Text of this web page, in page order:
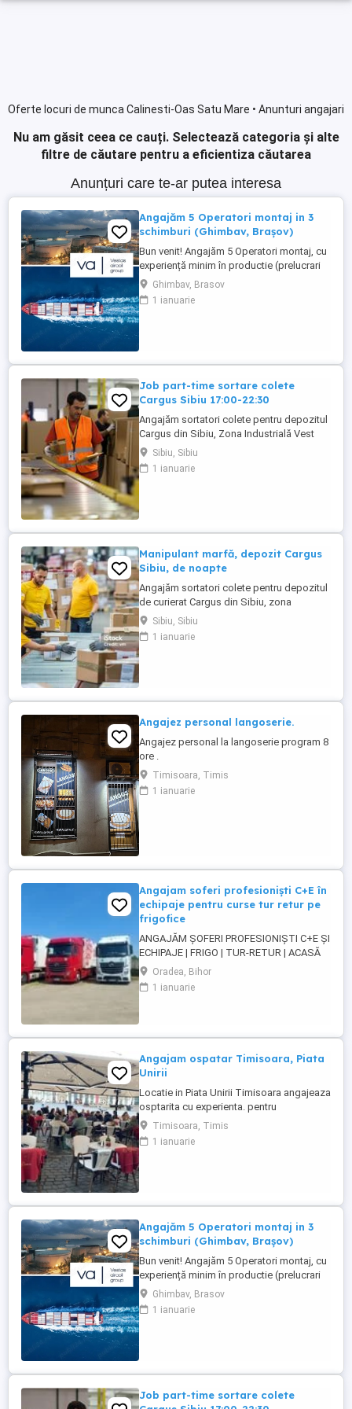
Oferte locuri de munca Calinesti-Oas Satu Mare • Anunturi angajari
Nu am găsit ceea ce cauți. Selectează categoria și alte
filtre de căutare pentru a eficientiza căutarea
Anunțuri care te-ar putea interesa
Angajăm 5 Operatori montaj in 3
schimburi (Ghimbav, Brașov)
Bun venit! Angajăm 5 Operatori montaj, cu
experiență minim în productie (prelucrari
prin aschiere). Căutăm persoane serioase,
dornice să învețe și să muncească, se va
oferi instruire la locul de muncă. Program:
Ghimbav, Brasov
1 ianuarie
Job part-time sortare colete
Cargus Sibiu 17:00-22:30
Angajăm sortatori colete pentru depozitul
Cargus din Sibiu, Zona Industrială Vest
(zona aeroportului). Sunt eligibile pentru
post doar persoanele care mai au un
contract de muncă activ sau sunt elevi
Sibiu, Sibiu
1 ianuarie
Manipulant marfă, depozit Cargus
Sibiu, de noapte
Angajăm sortatori colete pentru depozitul
de curierat Cargus din Sibiu, zona
industrială vest (Aeroport) NU oferim
transport. Postul presupune activități de
sortare colete la bandă, scanare și
Sibiu, Sibiu
1 ianuarie
Angajez personal langoserie.
Angajez personal la langoserie program 8
ore .
Timisoara, Timis
1 ianuarie
Angajam soferi profesioniști C+E în
echipaje pentru curse tur retur pe
frigofice
ANGAJĂM ȘOFERI PROFESIONIȘTI C+E ȘI
ECHIPAJE | FRIGO | TUR-RETUR | ACASĂ
SĂPTĂMÂNAL | ORADEA Companie de
transport din Oradea angajează șoferi
profesioniști categoria C+E și echipaje
frigorifice. Căutăm persoane serioase,
responsabile ...
Oradea, Bihor
1 ianuarie
Angajam ospatar Timisoara, Piata
Unirii
Locatie in Piata Unirii Timisoara angajeaza
osptarita cu experienta. pentru
programarea unui interviu, te rugam sa ne
contactezi telefonic
Timisoara, Timis
1 ianuarie
Angajăm 5 Operatori montaj in 3
schimburi (Ghimbav, Brașov)
Bun venit! Angajăm 5 Operatori montaj, cu
experiență minim în productie (prelucrari
prin aschiere). Căutăm persoane serioase,
dornice să învețe și să muncească, se va
oferi instruire la locul de muncă. Program:
Ghimbav, Brasov
1 ianuarie
Job part-time sortare colete